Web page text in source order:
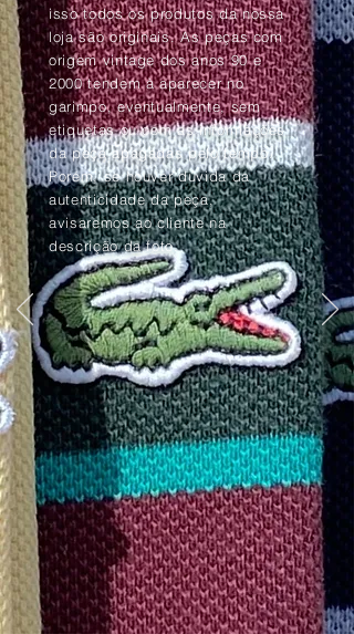
isso todos os produtos da nossa
loja são originais. As peças com
origem vintage dos anos 90 e
2000 tendem à aparecer no
garimpo, eventualmente, sem
etiquetas ou com as informações
da peça apagadas pelo tempo.
Porém, se houver dúvida da
autenticidade da peça,
avisaremos ao cliente na
descrição da foto.